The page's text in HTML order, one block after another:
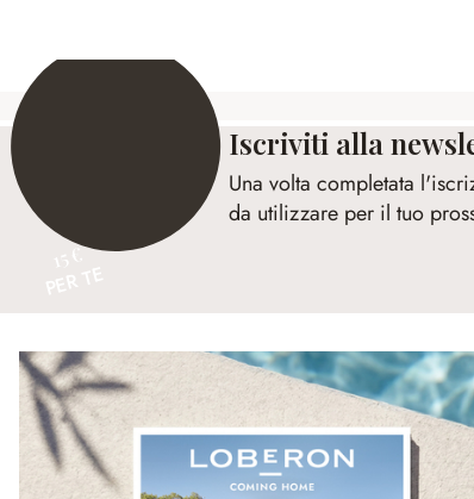
15 €
Iscriviti alla
Una volta completata
da utilizzare per il tuo